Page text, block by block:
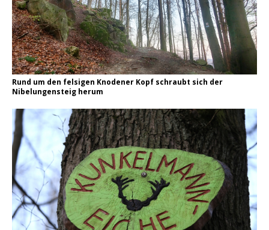
Rund um den felsigen Knodener Kopf schraubt sich der
Nibelungensteig herum